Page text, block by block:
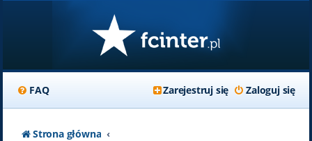
FAQ Zaloguj się
Zarejestruj się
Strona główna